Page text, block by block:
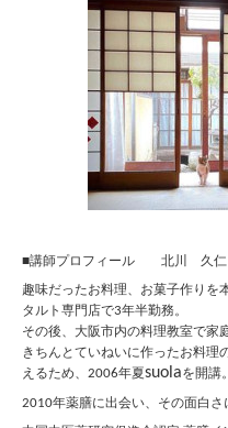
■講師プロフィール 北川 久仁
趣味だったお料理、お菓子作りを
タルト専門店で3年半勤務。
その後、大阪市内の料理教室で家
きちんとていねいに作ったお料理
えるため、 2006年夏suolaを開講。
2010年薬膳に出会い、その面白さ